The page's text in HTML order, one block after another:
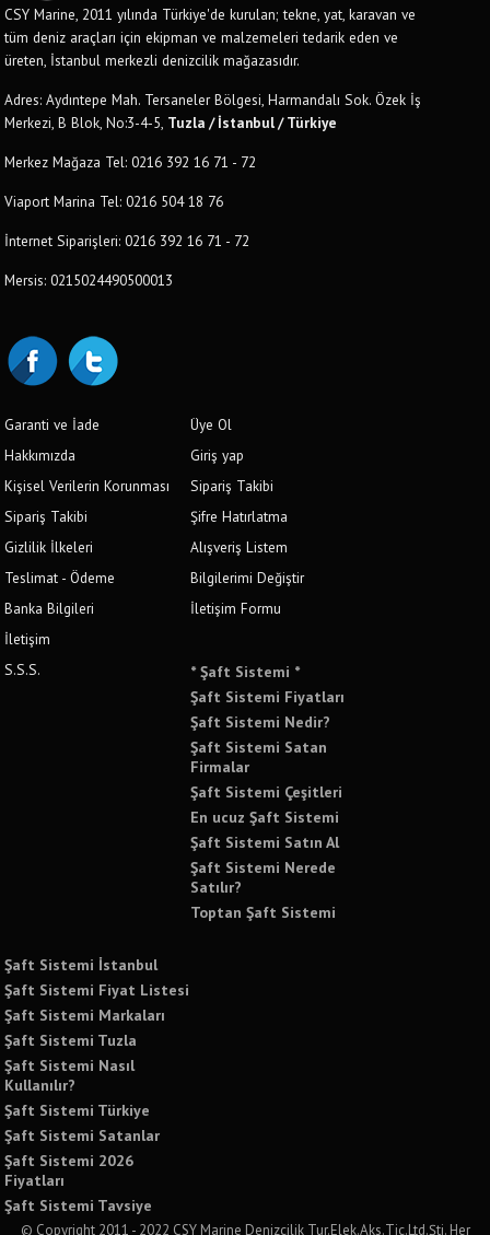
CSY Marine, 2011 yılında Türkiye'de kurulan; tekne, yat, karavan ve
tüm deniz araçları için ekipman ve malzemeleri tedarik eden ve
üreten, İstanbul merkezli denizcilik mağazasıdır.
Adres: Aydıntepe Mah. Tersaneler Bölgesi, Harmandalı Sok. Özek İş
Merkezi, B Blok, No:3-4-5, Tuzla / İstanbul / Türkiye
Merkez Mağaza Tel: 0216 392 16 71 - 72
Viaport Marina Tel: 0216 504 18 76
İnternet Siparişleri: 0216 392 16 71 - 72
Mersis: 0215024490500013
Garanti ve İade
Hakkımızda
Kişisel Verilerin Korunması
Sipariş Takibi
Gizlilik İlkeleri
Teslimat - Ödeme
Banka Bilgileri
İletişim
S.S.S.
Üye Ol
Giriş yap
Sipariş Takibi
Şifre Hatırlatma
Alışveriş Listem
Bilgilerimi Değiştir
İletişim Formu
* Şaft Sistemi *
Şaft Sistemi Fiyatları
Şaft Sistemi Nedir?
Şaft Sistemi Satan
Firmalar
Şaft Sistemi Çeşitleri
En ucuz Şaft Sistemi
Şaft Sistemi Satın Al
Şaft Sistemi Nerede
Satılır?
Toptan Şaft Sistemi
Şaft Sistemi İstanbul
Şaft Sistemi Fiyat Listesi
Şaft Sistemi Markaları
Şaft Sistemi Tuzla
Şaft Sistemi Nasıl
Kullanılır?
Şaft Sistemi Türkiye
Şaft Sistemi Satanlar
Şaft Sistemi 2026
Fiyatları
Şaft Sistemi Tavsiye
© Copyright 2011 - 2022 CSY Marine Denizcilik Tur.Elek.Aks.Tic.Ltd.Şti. Her